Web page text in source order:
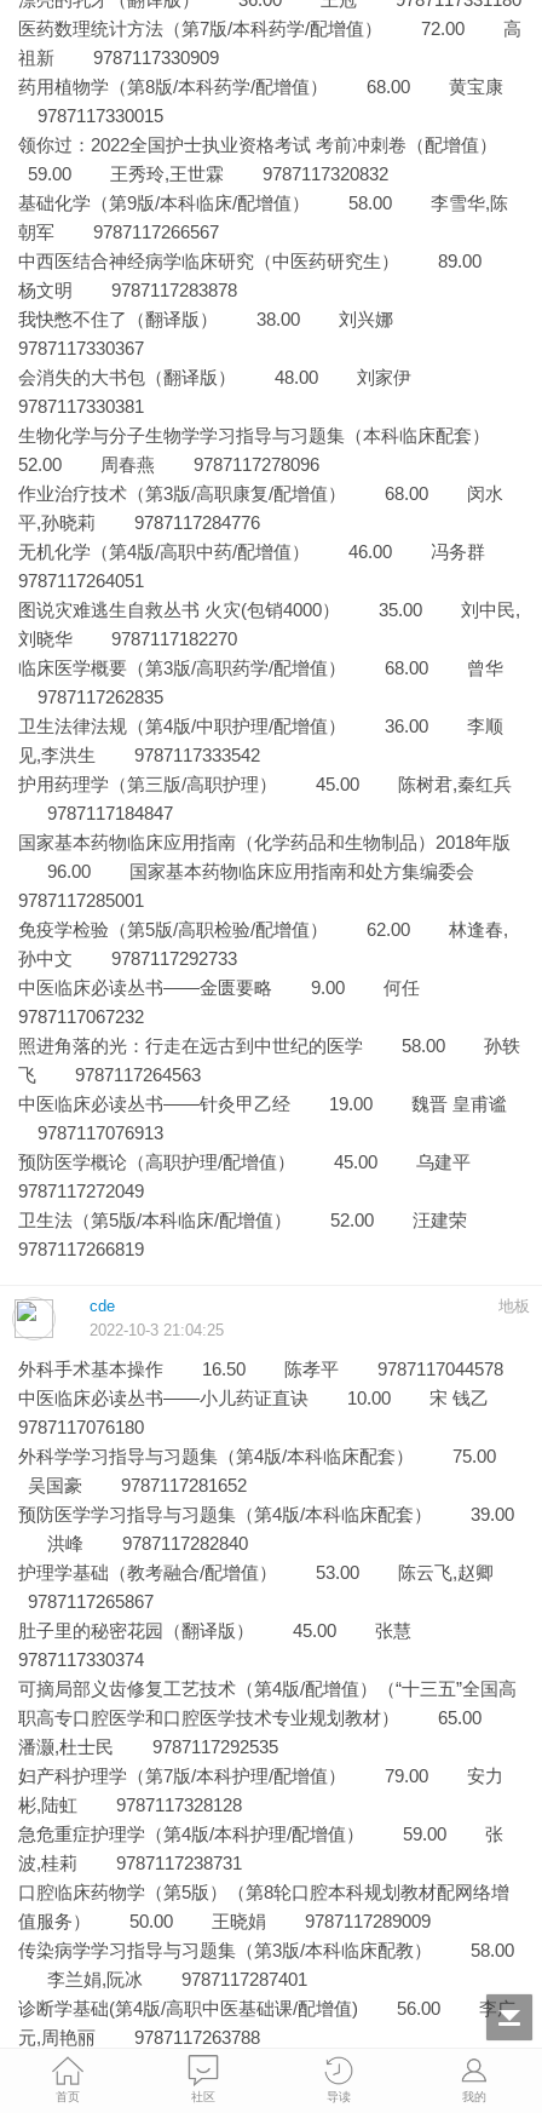
医药数理统计方法（第7版/本科药学/配增值） 72.00 高
祖新 9787117330909
药用植物学（第8版/本科药学/配增值） 68.00 黄宝康
9787117330015
领你过：2022全国护士执业资格考试 考前冲刺卷（配增值）
59.00 王秀玲,王世霖 9787117320832
基础化学（第9版/本科临床/配增值） 58.00 李雪华,陈
朝军 9787117266567
中西医结合神经病学临床研究（中医药研究生） 89.00
杨文明 9787117283878
我快憋不住了（翻译版） 38.00 刘兴娜
9787117330367
会消失的大书包（翻译版） 48.00 刘家伊
9787117330381
生物化学与分子生物学学习指导与习题集（本科临床配套）
52.00 周春燕 9787117278096
作业治疗技术（第3版/高职康复/配增值） 68.00 闵水
平,孙晓莉 9787117284776
无机化学（第4版/高职中药/配增值） 46.00 冯务群
9787117264051
图说灾难逃生自救丛书 火灾(包销4000） 35.00 刘中民,
刘晓华 9787117182270
临床医学概要（第3版/高职药学/配增值） 68.00 曾华
9787117262835
卫生法律法规（第4版/中职护理/配增值） 36.00 李顺
见,李洪生 9787117333542
护用药理学（第三版/高职护理） 45.00 陈树君,秦红兵
9787117184847
国家基本药物临床应用指南（化学药品和生物制品）2018年版
96.00 国家基本药物临床应用指南和处方集编委会
9787117285001
免疫学检验（第5版/高职检验/配增值） 62.00 林逢春,
孙中文 9787117292733
中医临床必读丛书——金匮要略 9.00 何任
9787117067232
照进角落的光：行走在远古到中世纪的医学 58.00 孙轶
飞 9787117264563
中医临床必读丛书——针灸甲乙经 19.00 魏晋 皇甫谧
9787117076913
预防医学概论（高职护理/配增值） 45.00 乌建平
9787117272049
卫生法（第5版/本科临床/配增值） 52.00 汪建荣
9787117266819
地板
cde
2022-10-3 21:04:25
外科手术基本操作 16.50 陈孝平 9787117044578
中医临床必读丛书——小儿药证直诀 10.00 宋 钱乙
9787117076180
外科学学习指导与习题集（第4版/本科临床配套） 75.00
吴国豪 9787117281652
预防医学学习指导与习题集（第4版/本科临床配套） 39.00
洪峰 9787117282840
护理学基础（教考融合/配增值） 53.00 陈云飞,赵卿
9787117265867
肚子里的秘密花园（翻译版） 45.00 张慧
9787117330374
可摘局部义齿修复工艺技术（第4版/配增值）（“十三五”全国高
职高专口腔医学和口腔医学技术专业规划教材） 65.00
潘灏,杜士民 9787117292535
妇产科护理学（第7版/本科护理/配增值） 79.00 安力
彬,陆虹 9787117328128
急危重症护理学（第4版/本科护理/配增值） 59.00 张
波,桂莉 9787117238731
口腔临床药物学（第5版）（第8轮口腔本科规划教材配网络增
值服务） 50.00 王晓娟 9787117289009
传染病学学习指导与习题集（第3版/本科临床配教） 58.00
李兰娟,阮冰 9787117287401
诊断学基础(第4版/高职中医基础课/配增值) 56.00 李广
元,周艳丽 9787117263788
系统解剖学（第9版/本科临床/配增值） 99.00 丁文龙,
刘学政 9787117267182
首页 社区 导读 我的